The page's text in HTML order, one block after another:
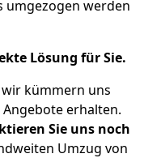
umgezogen werden
Lösung für Sie.
wir kümmern uns
erhalten.
Sie uns noch
Umzug von